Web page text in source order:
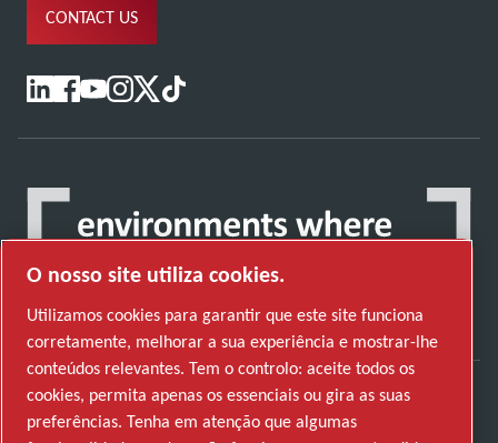
CONTACT US
Descubra como o Atlas Copco Group permite
O nosso site utiliza cookies.
Utilizamos cookies para garantir que este site funciona
corretamente, melhorar a sua experiência e mostrar-lhe
conteúdos relevantes. Tem o controlo: aceite todos os
cookies, permita apenas os essenciais ou gira as suas
preferências. Tenha em atenção que algumas